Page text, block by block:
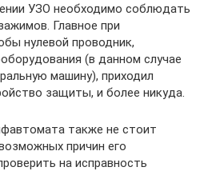
УЗО необходимо соблюдать
Главное при
нулевой проводник,
(в данном случае
машину), приходил
защиты, и более никуда.
также не стоит
причин его
на исправность